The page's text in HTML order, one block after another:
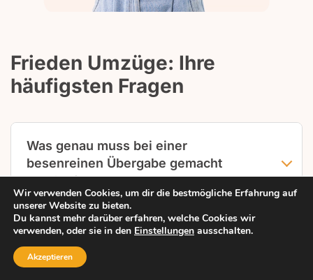
Frieden Umzüge: Ihre
häufigsten Fragen
Was genau muss bei einer
besenreinen Übergabe gemacht
werden?
Alle Räume müssen gekehrt und gewischt
werden, grober Schmutz entfernt sein.
Heizkörper, Fensterbänke und Ecken sollten
staubfrei sein. Persönliche Gegenstände, Müll
Wie lange dauert die besenreine
Reinigung einer Wohnung?
Anruf
Wir verwenden Cookies, um dir die bestmögliche Erfahrung auf
unserer Website zu bieten.
Du kannst mehr darüber erfahren, welche Cookies wir
verwenden, oder sie in den Einstellungen ausschalten.
Akzeptieren